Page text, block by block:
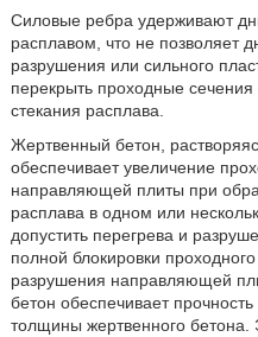
Силовые ребра удерживают
расплавом, что не позволяет
разрушения или сильного
перекрыть проходные
стекания расплава.
Жертвенный бетон,
обеспечивает увеличение
направляющей плиты при
расплава в одном или
допустить перегрева и
полной блокировки
разрушения направляющей
бетон обеспечивает
толщины жертвенного